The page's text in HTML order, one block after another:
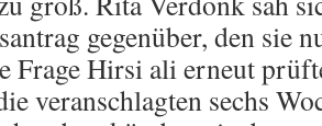
gegenüber, den sie
Frage Hirsi ali erneut
veranschlagten sechs